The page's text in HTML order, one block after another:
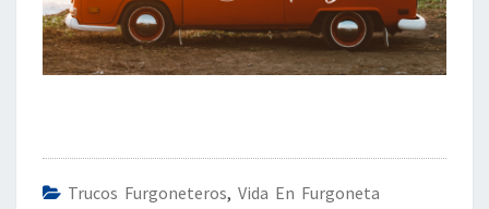
Trucos Furgoneteros, Vida En Furgoneta